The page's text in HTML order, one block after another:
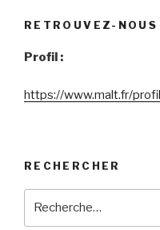
RETROUVEZ-NOUS
Profil :
https://www.malt.fr/
RECHERCHER